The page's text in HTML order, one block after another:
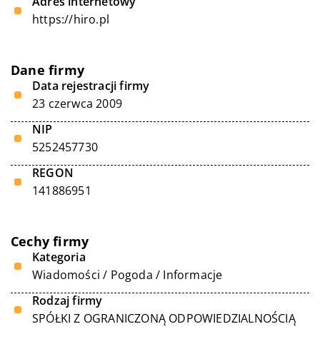
https://hiro.pl
Dane firmy
Data rejestracji firmy
23 czerwca 2009
NIP
5252457730
REGON
141886951
Cechy firmy
Kategoria
Wiadomości / Pogoda / Informacje
Rodzaj firmy
SPÓŁKI Z OGRANICZONĄ ODPOWIEDZIALNOŚCIĄ